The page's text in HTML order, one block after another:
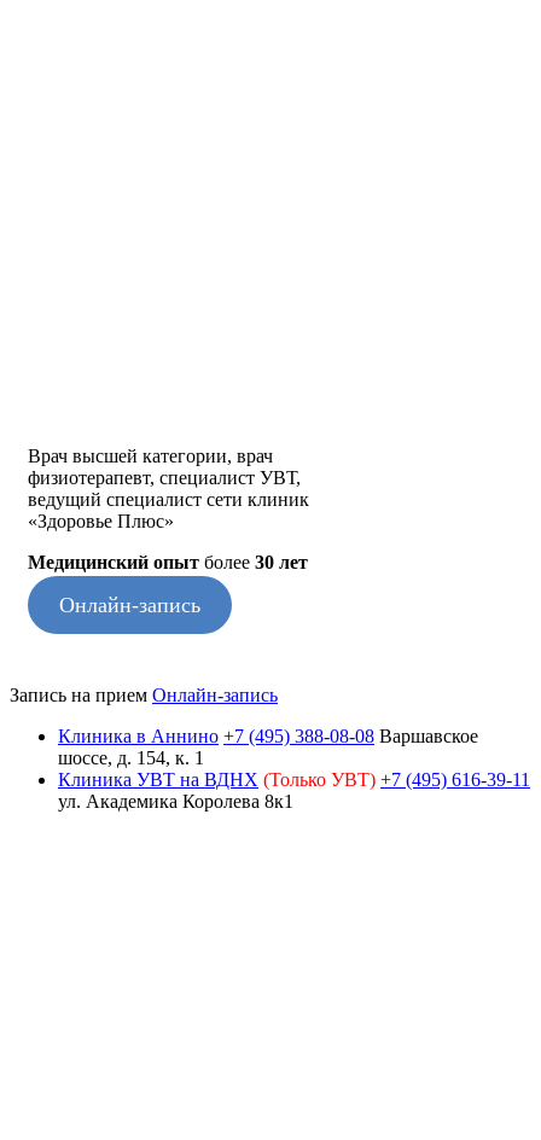
Врач высшей категории, врач
физиотерапевт, специалист УВТ,
ведущий специалист сети клиник
«Здоровье Плюс»
Медицинский опыт более 30 лет
Онлайн-запись
Запись на прием Онлайн-запись
Клиника в Аннино +7 (495) 388-08-08 Варшавское
шоссе, д. 154, к. 1
Клиника УВТ на ВДНХ (Только УВТ) +7 (495) 616-39-11
ул. Академика Королева 8к1